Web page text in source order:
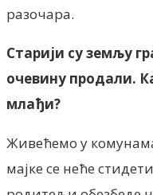
разочара.
Старији су земљу
очевину продали.
млађи?
Живећемо у
мајке се неће